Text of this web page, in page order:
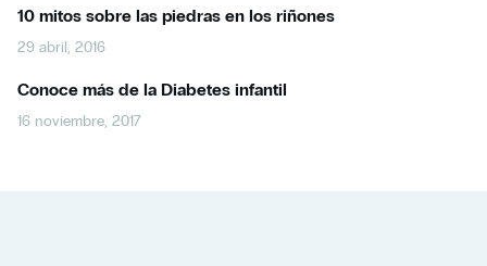
10 mitos sobre las piedras en los riñones
29 abril, 2016
Conoce más de la Diabetes infantil
16 noviembre, 2017